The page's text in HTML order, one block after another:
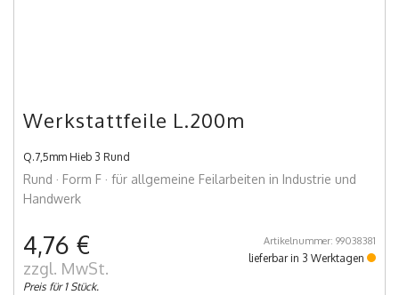
Werkstattfeile L.200m
Q.7,5mm Hieb 3 Rund
Rund · Form F · für allgemeine Feilarbeiten in Industrie und
Handwerk
4,76 €
zzgl. MwSt.
Preis für 1 Stück.
Artikelnummer: 99038381
lieferbar in 3 Werktagen